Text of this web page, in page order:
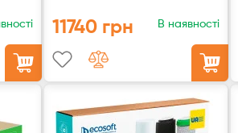
11740 грн В наявності